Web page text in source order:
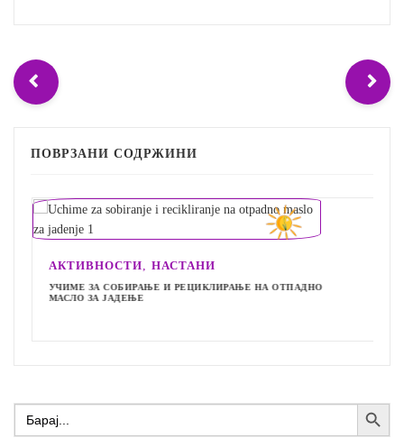
ПОВРЗАНИ СОДРЖИНИ
АКТИВНОСТИ, НАСТАНИ
УЧИМЕ ЗА СОБИРАЊЕ И РЕЦИКЛИРАЊЕ НА ОТПАДНО
МАСЛО ЗА ЈАДЕЊЕ
Search
for:
Search Button